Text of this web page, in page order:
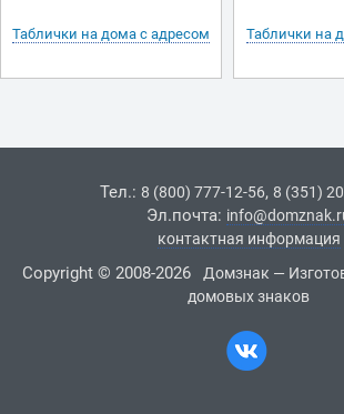
Таблички на дома с адресом Таблички на
Тел.: 8 (800) 777-12-56, 8 (351)
Эл.почта:
контактная информация
Copyright © 2008-2026
Домзнак —
домовых знаков